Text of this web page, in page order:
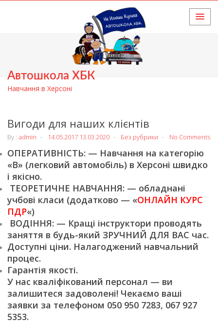
Автошкола ХБК
Навчання в Херсоні
HOME
Вигоди для наших клієнтів
By : admin 14.05.2017 13.03.2020 Без рубрики No Comments
ОПЕРАТИВНІСТЬ: — Навчання на категорію
«В» (легковий автомобіль) в Херсоні швидко
і якісно.
ТЕОРЕТИЧНЕ НАВЧАННЯ: — обладнані
учбові класи (додатково — «ОНЛАЙН КУРС
ПДР«)
ВОДІННЯ: — Кращі інструктори проводять
заняття в будь-який ЗРУЧНИЙ ДЛЯ ВАС час.
Доступні ціни. Налагоджений навчальний
процес.
Гарантія якості.
У нас кваліфікований персонал — ви
залишитеся задоволені! Чекаємо ваші
заявки за телефоном 050 950 7283, 067 927
5353.